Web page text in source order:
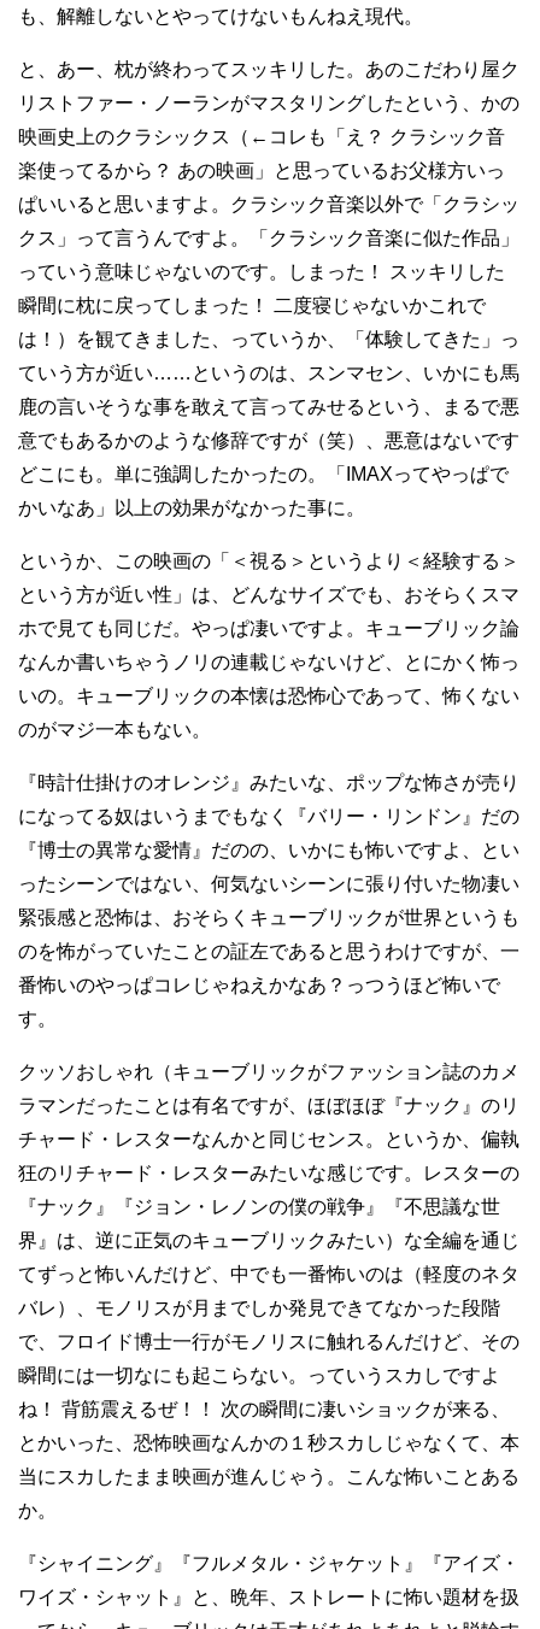
も、解離しないとやってけないもんねえ現代。
と、あー、枕が終わってスッキリした。あのこだわり屋ク
リストファー・ノーランがマスタリングしたという、かの
映画史上のクラシックス（←コレも「え？ クラシック音
楽使ってるから？ あの映画」と思っているお父様方いっ
ぱいいると思いますよ。クラシック音楽以外で「クラシッ
クス」って言うんですよ。「クラシック音楽に似た作品」
っていう意味じゃないのです。しまった！ スッキリした
瞬間に枕に戻ってしまった！ 二度寝じゃないかこれで
は！）を観てきました、っていうか、「体験してきた」っ
ていう方が近い……というのは、スンマセン、いかにも馬
鹿の言いそうな事を敢えて言ってみせるという、まるで悪
意でもあるかのような修辞ですが（笑）、悪意はないです
どこにも。単に強調したかったの。「IMAXってやっぱで
かいなあ」以上の効果がなかった事に。
というか、この映画の「＜視る＞というより＜経験する＞
という方が近い性」は、どんなサイズでも、おそらくスマ
ホで見ても同じだ。やっぱ凄いですよ。キューブリック論
なんか書いちゃうノリの連載じゃないけど、とにかく怖っ
いの。キューブリックの本懐は恐怖心であって、怖くない
のがマジ一本もない。
『時計仕掛けのオレンジ』みたいな、ポップな怖さが売り
になってる奴はいうまでもなく『バリー・リンドン』だの
『博士の異常な愛情』だのの、いかにも怖いですよ、とい
ったシーンではない、何気ないシーンに張り付いた物凄い
緊張感と恐怖は、おそらくキューブリックが世界というも
のを怖がっていたことの証左であると思うわけですが、一
番怖いのやっぱコレじゃねえかなあ？っつうほど怖いで
す。
クッソおしゃれ（キューブリックがファッション誌のカメ
ラマンだったことは有名ですが、ほぼほぼ『ナック』のリ
チャード・レスターなんかと同じセンス。というか、偏執
狂のリチャード・レスターみたいな感じです。レスターの
『ナック』『ジョン・レノンの僕の戦争』『不思議な世
界』は、逆に正気のキューブリックみたい）な全編を通じ
てずっと怖いんだけど、中でも一番怖いのは（軽度のネタ
バレ）、モノリスが月までしか発見できてなかった段階
で、フロイド博士一行がモノリスに触れるんだけど、その
瞬間には一切なにも起こらない。っていうスカしですよ
ね！ 背筋震えるぜ！！ 次の瞬間に凄いショックが来る、
とかいった、恐怖映画なんかの１秒スカしじゃなくて、本
当にスカしたまま映画が進んじゃう。こんな怖いことある
か。
『シャイニング』『フルメタル・ジャケット』『アイズ・
ワイズ・シャット』と、晩年、ストレートに怖い題材を扱